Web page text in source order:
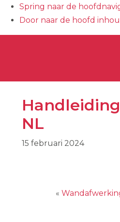
Spring naar de
Door naar de hoofd
NL
15 februari 2024
«